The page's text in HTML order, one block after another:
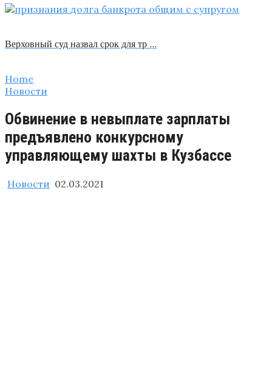
Верховный суд назвал срок для тр …
Home
Новости
Обвинение в невыплате зарплаты
предъявлено конкурсному
управляющему шахты в Кузбассе
Новости 02.03.2021